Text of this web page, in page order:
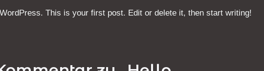
This is your first post. Edit or delete it, then start writing!